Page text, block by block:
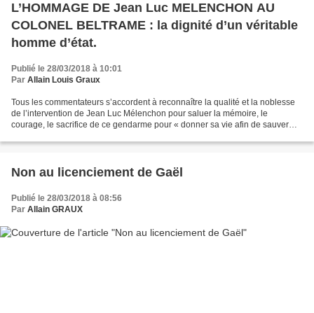
L’HOMMAGE DE Jean Luc MELENCHON AU
COLONEL BELTRAME : la dignité d’un véritable
homme d’état.
Publié le 28/03/2018 à 10:01
Par Allain Louis Graux
Tous les commentateurs s’accordent à reconnaître la qualité et la noblesse
de l’intervention de Jean Luc Mélenchon pour saluer la mémoire, le
courage, le sacrifice de ce gendarme pour « donner sa vie afin de sauver
Non au licenciement de Gaël
Publié le 28/03/2018 à 08:56
Par Allain GRAUX